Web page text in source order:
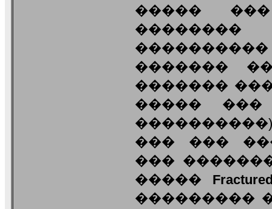
�����
�������
�������
�����
��� ���
���
�����
���������